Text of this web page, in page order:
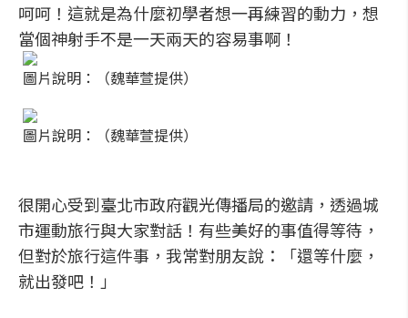
呵呵！這就是為什麼初學者想一再練習的動力，想
當個神射手不是一天兩天的容易事啊！
圖片說明：（魏華萱提供）
圖片說明：（魏華萱提供）
很開心受到臺北市政府觀光傳播局的邀請，透過城
市運動旅行與大家對話！有些美好的事值得等待，
但對於旅行這件事，我常對朋友說：「還等什麼，
就出發吧！」